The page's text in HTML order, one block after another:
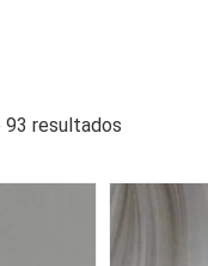
resultados